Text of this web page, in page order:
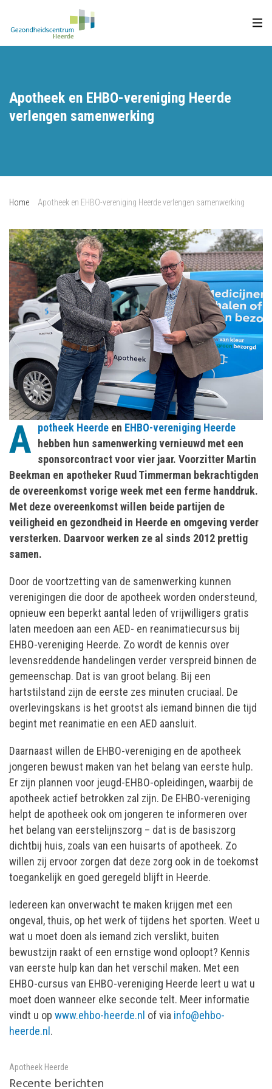
Apotheek en EHBO-vereniging Heerde
verlengen samenwerking
Home Apotheek en EHBO-vereniging Heerde verlengen samenwerking
A potheek Heerde en EHBO-vereniging Heerde
hebben hun samenwerking vernieuwd met een
sponsorcontract voor vier jaar. Voorzitter Martin
Beekman en apotheker Ruud Timmerman bekrachtigden
de overeenkomst vorige week met een ferme handdruk.
Met deze overeenkomst willen beide partijen de
veiligheid en gezondheid in Heerde en omgeving verder
versterken. Daarvoor werken ze al sinds 2012 prettig
samen.
Door de voortzetting van de samenwerking kunnen
verenigingen die door de apotheek worden ondersteund,
opnieuw een beperkt aantal leden of vrijwilligers gratis
laten meedoen aan een AED- en reanimatiecursus bij
EHBO-vereniging Heerde. Zo wordt de kennis over
levensreddende handelingen verder verspreid binnen de
gemeenschap. Dat is van groot belang. Bij een
hartstilstand zijn de eerste zes minuten cruciaal. De
overlevingskans is het grootst als iemand binnen die tijd
begint met reanimatie en een AED aansluit.
Daarnaast willen de EHBO-vereniging en de apotheek
jongeren bewust maken van het belang van eerste hulp.
Er zijn plannen voor jeugd-EHBO-opleidingen, waarbij de
apotheek actief betrokken zal zijn. De EHBO-vereniging
helpt de apotheek ook om jongeren te informeren over
het belang van eerstelijnszorg – dat is de basiszorg
dichtbij huis, zoals van een huisarts of apotheek. Zo
willen zij ervoor zorgen dat deze zorg ook in de toekomst
toegankelijk en goed geregeld blijft in Heerde.
Iedereen kan onverwacht te maken krijgen met een
ongeval, thuis, op het werk of tijdens het sporten. Weet u
wat u moet doen als iemand zich verslikt, buiten
bewustzijn raakt of een ernstige wond oploopt? Kennis
van eerste hulp kan dan het verschil maken. Met een
EHBO-cursus van EHBO-vereniging Heerde leert u wat u
moet doen wanneer elke seconde telt. Meer informatie
vindt u op www.ehbo-heerde.nl of via info@ehbo-
heerde.nl.
Apotheek Heerde
Recente berichten